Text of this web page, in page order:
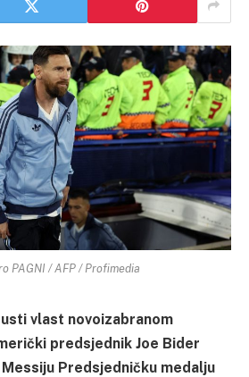
PAGNI / AFP / Profimedia
vlast novoizabranom
predsjednik Joe Bider
Predsjedničku medalju